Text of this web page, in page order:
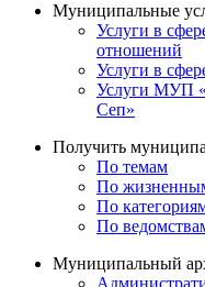
Муниципальные
Услуги в
отношений
Услуги в
Услуги МУП
Сеп»
Получить
По темам
По
По
По
Муниципальный